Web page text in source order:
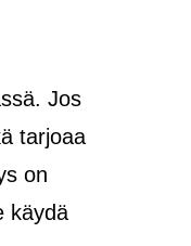
Jos
tarjoaa
on
käydä